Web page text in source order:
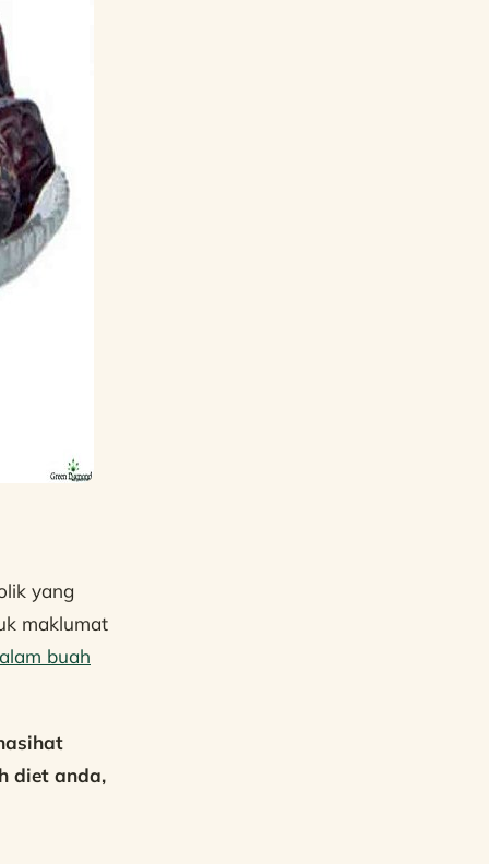
yang
maklumat
buah
diet anda,